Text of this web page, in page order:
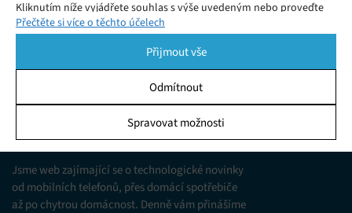
Kliknutím níže vyjádřete souhlas s výše uvedeným nebo proveďte
podrobnější rozhodnutí. Vaše volby budou použity pouze na tomto
pomocí přepínačů v Zásadách cookies nebo kliknutím na tlačítko
Spravovat souhlas ve spodní části obrazovky.
Ukládání a/nebo přístup k informacím v zařízení, Porozumění
publiku prostřednictvím statistik nebo kombinací údajů z
různých zdrojů.
Marketing
Přečtěte si více o těchto účelech
Přijmout vše
Odmítnout
Spravovat možnosti
Jsme web zajímající se o technologické novinky
od mobilních telefonů, přes domácí spotřebiče
až po chytrou domácnost. Denně vám přinášíme